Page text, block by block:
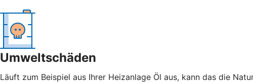
Umweltschäden
Läuft zum Beispiel aus Ihrer Heizanlage Öl aus, kann das die